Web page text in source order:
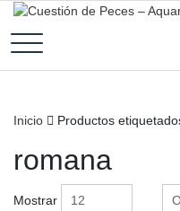
Cuestión de
Aquarium
Inicio Productos
romana
Mostrar